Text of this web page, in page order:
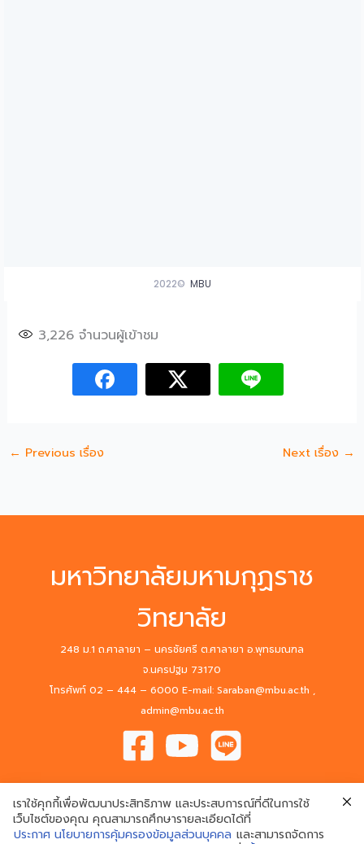
3,226จำนวนผู้เข้าชม
← Previous เรื่อง Next เรื่อง →
มหาวิทยาลัยมหามกุฏราช
วิทยาลัย
248 ม.1 ถ.ศาลายา – นครชัยศรี ต.ศาลายา อ.พุทธมณฑล
จ.นครปฐม 73170
โทรศัพท์ 02 – 444 – 6000 E-mail: Saraban@mbu.ac.th ,
admin@mbu.ac.th
© 2020 Mahamakut Buddhist University. All Rights Reserved.
เราใช้คุกกี้เพื่อพัฒนาประสิทธิภาพ และประสบการณ์ที่ดีในการใช้
เว็บไซต์ของคุณ คุณสามารถศึกษารายละเอียดได้ที่
ประกาศ นโยบายการคุ้มครองข้อมูลส่วนบุคคล และสามารถจัดการ